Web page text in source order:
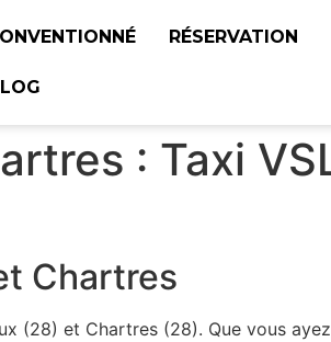
RÉSERVATION
: Taxi
Chartres
(28) et Chartres (28). Que vous